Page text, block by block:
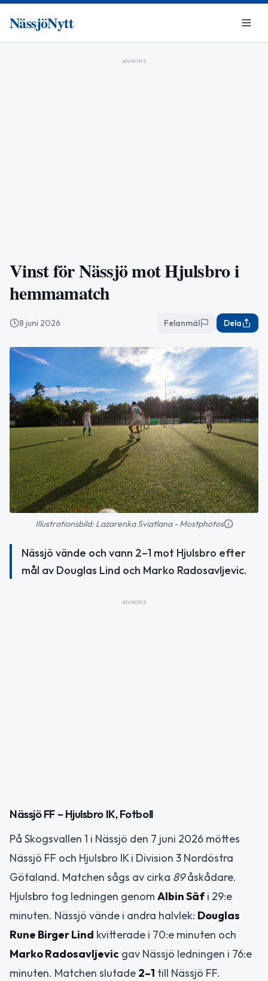
NässjöNytt
ANNONS
Vinst för Nässjö mot Hjulsbro i
hemmamatch
8 juni 2026 Felanmäl Dela
Illustrationsbild: Lazarenka Sviatlana - Mostphotos
Nässjö vände och vann 2–1 mot Hjulsbro efter
mål av Douglas Lind och Marko Radosavljevic.
ANNONS
Nässjö FF – Hjulsbro IK, Fotboll
På Skogsvallen 1 i Nässjö den 7 juni 2026 möttes
Nässjö FF och Hjulsbro IK i Division 3 Nordöstra
Götaland. Matchen sågs av cirka 89åskådare.
Hjulsbro tog ledningen genom Albin Säfi 29:e
minuten. Nässjö vände i andra halvlek: Douglas
Rune Birger Lind kvitterade i 70:e minuten och
Marko Radosavljevic gav Nässjö ledningen i 76:e
minuten. Matchen slutade 2–1 till Nässjö FF.